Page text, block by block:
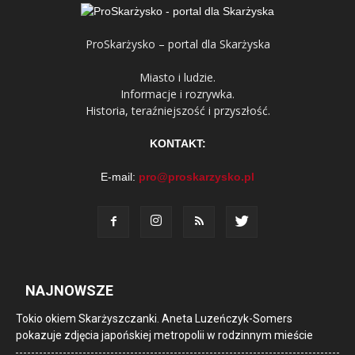
ProSkarżysko – portal dla Skarżyska
Miasto i ludzie.
Informacje i rozrywka.
Historia, teraźniejszość i przyszłość.
KONTAKT:
E-mail: pro@proskarzysko.pl
NAJNOWSZE
Tokio okiem Skarżyszczanki. Aneta Luzeńczyk-Somers
pokazuje zdjęcia japońskiej metropolii w rodzinnym mieście